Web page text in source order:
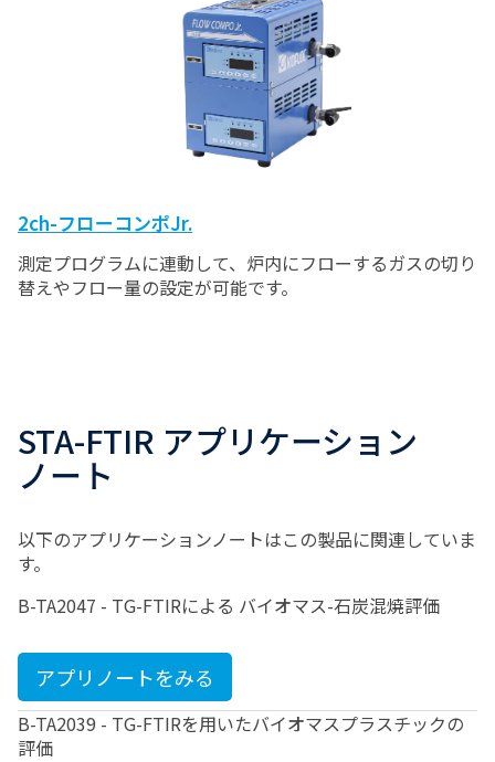
2ch-フローコンポJr.
測定プログラムに連動して、炉内にフローするガスの切り
替えやフロー量の設定が可能です。
STA-FTIR アプリケーション
ノート
以下のアプリケーションノートはこの製品に関連していま
す。
B-TA2047 - TG-FTIRによる バイオマス-石炭混焼評価
アプリノートをみる
B-TA2039 - TG-FTIRを用いたバイオマスプラスチックの
評価